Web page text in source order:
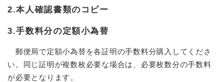
2.本人確認書類のコピー
3.手数料分の定額小為替
郵便局で定額小為替を各証明の手数料分購入してくださ
い。同じ証明が複数枚必要な場合は、必要枚数分の手数料
が必要となります。​